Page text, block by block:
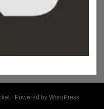
⋅ Powered by WordPress